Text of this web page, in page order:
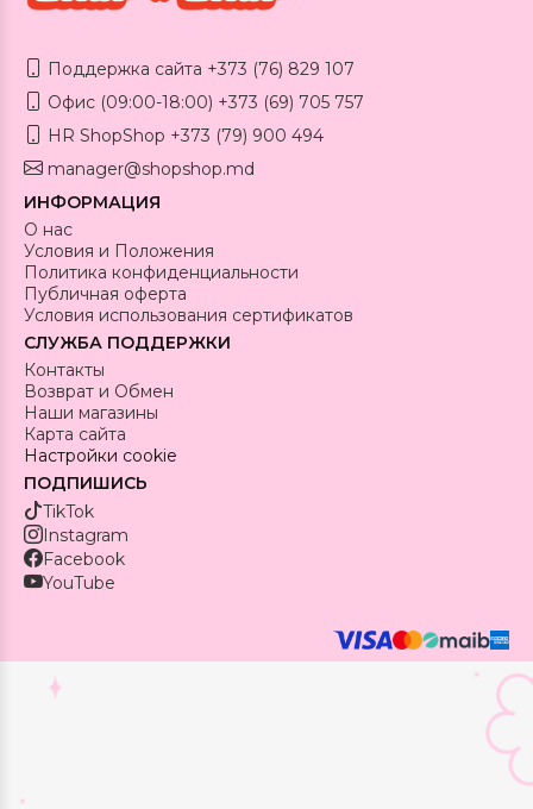
Поддержка сайта +373 (76) 829 107
Офис (09:00-18:00) +373 (69) 705 757
HR ShopShop +373 (79) 900 494
manager@shopshop.md
ИНФОРМАЦИЯ
О нас
Условия и Положения
Политика конфиденциальности
Публичная оферта
Условия использования сертификатов
СЛУЖБА ПОДДЕРЖКИ
Контакты
Возврат и Обмен
Наши магазины
Карта сайта
Настройки cookie
ПОДПИШИСЬ
TikTok
Instagram
Facebook
YouTube